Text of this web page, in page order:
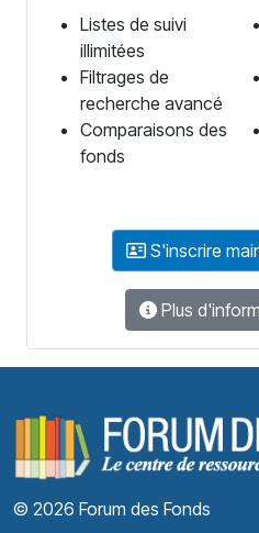
Listes de suivi
illimitées
Filtrages de
recherche avancé
Comparaisons des
fonds
S'inscrire
Plus
© 2026 Forum des Fonds